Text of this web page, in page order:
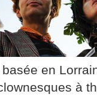
en
à